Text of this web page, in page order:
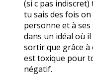
(si c pas
tu sais des fois
personne et à ses
dans un idéal où il
sortir que grâce à
est toxique pour
négatif.